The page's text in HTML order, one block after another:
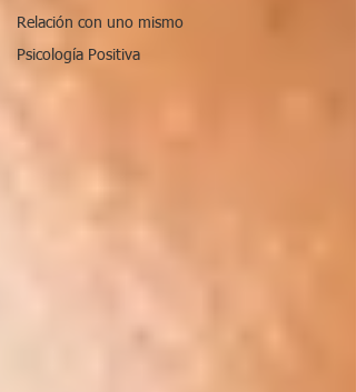
Relación con uno mismo
Psicología Positiva